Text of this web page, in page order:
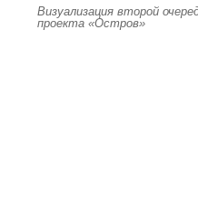
Визуализация второй
проекта «Остров»